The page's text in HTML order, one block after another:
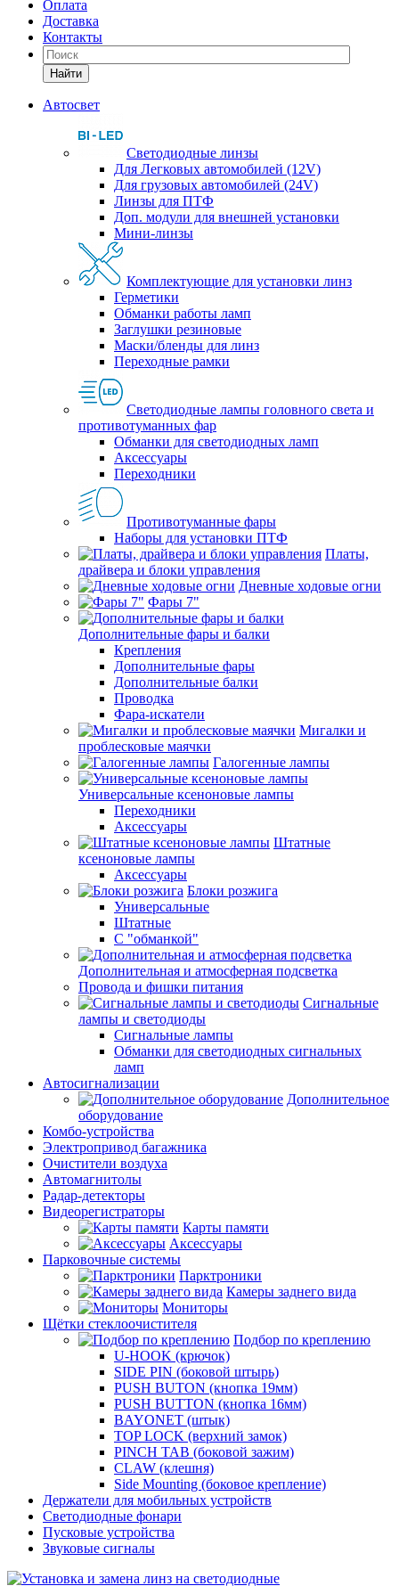
Оплата
Доставка
Контакты
Найти
Автосвет
Светодиодные линзы
Для Легковых автомобилей (12V)
Для грузовых автомобилей (24V)
Линзы для ПТФ
Доп. модули для внешней установки
Мини-линзы
Комплектующие для установки линз
Герметики
Обманки работы ламп
Заглушки резиновые
Маски/бленды для линз
Переходные рамки
Светодиодные лампы головного света и
противотуманных фар
Обманки для светодиодных ламп
Аксессуары
Переходники
Противотуманные фары
Наборы для установки ПТФ
Платы,
драйвера и блоки управления
Дневные ходовые огни
Фары 7"
Дополнительные фары и балки
Крепления
Дополнительные фары
Дополнительные балки
Проводка
Фара-искатели
Мигалки и
проблесковые маячки
Галогенные лампы
Универсальные ксеноновые лампы
Переходники
Аксессуары
Штатные
ксеноновые лампы
Аксессуары
Блоки розжига
Универсальные
Штатные
С "обманкой"
Дополнительная и атмосферная подсветка
Провода и фишки питания
Cигнальные
лампы и светодиоды
Сигнальные лампы
Обманки для светодиодных сигнальных
ламп
Автосигнализации
Дополнительное
оборудование
Комбо-устройства
Электропривод багажника
Очистители воздуха
Автомагнитолы
Радар-детекторы
Видеорегистраторы
Карты памяти
Аксессуары
Парковочные системы
Парктроники
Камеры заднего вида
Мониторы
Щётки стеклоочистителя
Подбор по креплению
U-HOOK (крючок)
SIDE PIN (боковой штырь)
PUSH BUTON (кнопка 19мм)
PUSH BUTTON (кнопка 16мм)
BAYONET (штык)
TOP LOCK (верхний замок)
PINCH TAB (боковой зажим)
CLAW (клешня)
Side Mounting (боковое крепление)
Держатели для мобильных устройств
Светодиодные фонари
Пусковые устройства
Звуковые сигналы